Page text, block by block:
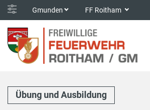
Gmunden FF Roitham
Übung und Ausbildung